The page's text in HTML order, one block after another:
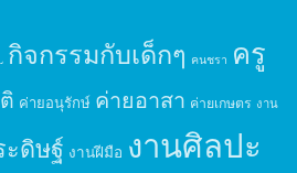
กิจกรรมกับเด็กๆ คนชรา ครู
ค่ายอนุรักษ์ ค่ายอาสา ค่ายเกษตร งาน
ะดิษฐ์ งานฝีมือ งานศิลปะ